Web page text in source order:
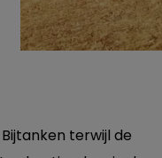
terwijl de